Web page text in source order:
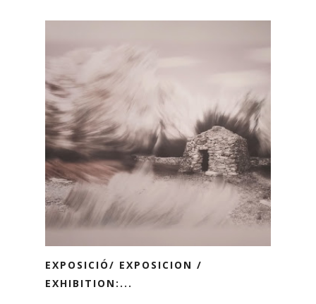
EXPOSICIÓ/ EXPOSICION /
EXHIBITION:...